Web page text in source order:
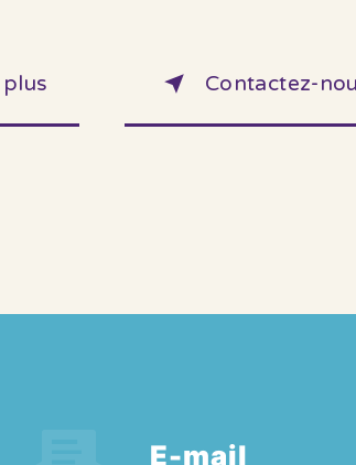
Contactez-
E-mail